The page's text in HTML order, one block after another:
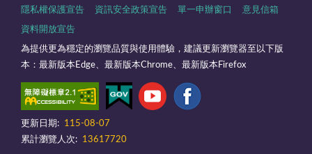
隱私權保護宣告 資訊安全政策宣告 單一申辦窗口 意見信箱
資料開放宣告
為提供更為穩定的瀏覽品質與使用體驗，建議更新瀏覽器至以下版
本：最新版本Edge、最新版本Chrome、最新版本Firefox
更新日期:
115-08-07
累計瀏覽人次:
13617720